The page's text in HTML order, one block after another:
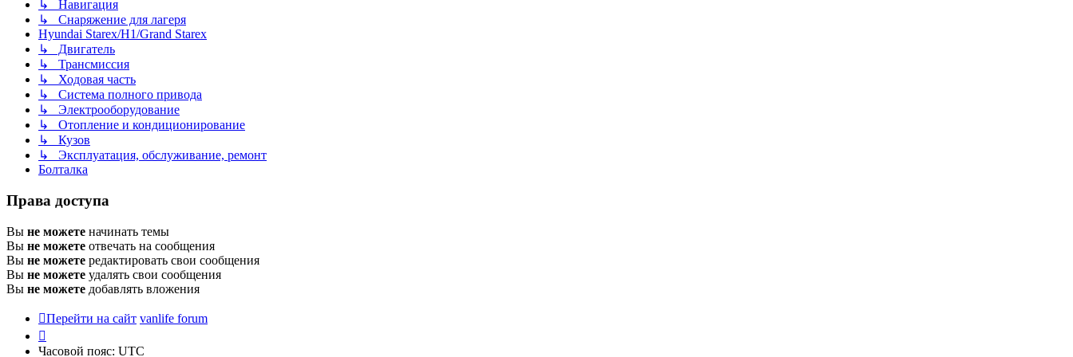
↳ Навигация
↳ Снаряжение для лагеря
Hyundai Starex/H1/Grand Starex
↳ Двигатель
↳ Трансмиссия
↳ Ходовая часть
↳ Система полного привода
↳ Электрооборудование
↳ Отопление и кондиционирование
↳ Кузов
↳ Эксплуатация, обслуживание, ремонт
Болталка
Права доступа
Вы не можете начинать темы
Вы не можете отвечать на сообщения
Вы не можете редактировать свои сообщения
Вы не можете удалять свои сообщения
Вы не можете добавлять вложения
Перейти на сайт vanlife forum
Часовой пояс: UTC